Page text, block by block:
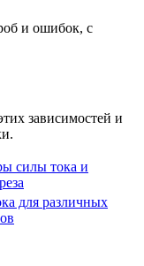
и ошибок, с
зависимостей и
силы тока и
для различных